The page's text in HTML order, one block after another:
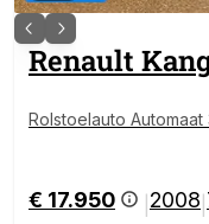
Renault
Rolstoelauto Automaat
€ 17.950 2008